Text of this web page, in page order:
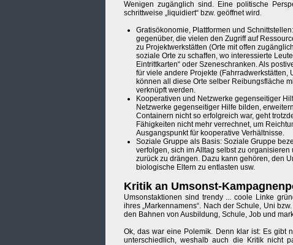
Wenigen zugänglich sind. Eine politische
schrittweise „liquidiert“ bzw. geöffnet wird.
Gratisökonomie, Plattformen und
gegenüber, die vielen den Zugriff auf
zu Projektwerkstätten (Orte mit offen
soziale Orte zu schaffen, wo interessierte
Eintrittkarten“ oder Szeneschranken. Als
für viele andere Projekte
können all diese Orte selber Reibungsfläche
verknüpft werden.
Kooperativen und Netzwerke gegenseitiger
Netzwerke gegenseitiger Hilfe bilden,
Containern nicht so erfolgreich war, geht
Fähigkeiten nicht mehr verrechnet, um
Ausgangspunkt für kooperative Verhältnisse.
Soziale Gruppe als Basis: Soziale Gruppe
verfolgen, sich im Alltag selbst zu
zurück zu drängen. Dazu kann gehören, den
biologische Eltern zu entlasten usw.
Kritik an Umsonst-
Umsonstaktionen sind trendy ... coole Linke
ihres „Markennamens“. Nach der Schule, Uni
den Bahnen von Ausbildung, Schule, Job und
Ok, das war eine Polemik. Denn klar ist: Es gibt
unterschiedlich, weshalb auch die Kritik nicht